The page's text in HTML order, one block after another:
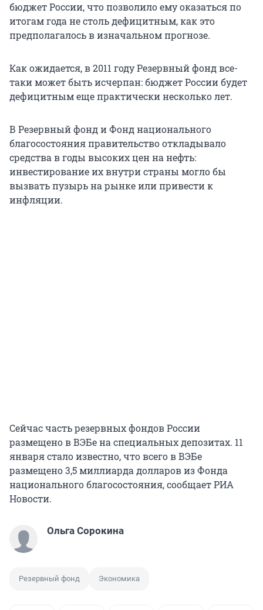
бюджет России, что позволило ему оказаться по
итогам года не столь дефицитным, как это
предполагалось в изначальном прогнозе.
Как ожидается, в 2011 году Резервный фонд все-
таки может быть исчерпан: бюджет России будет
дефицитным еще практически несколько лет.
В Резервный фонд и Фонд национального
благосостояния правительство откладывало
средства в годы высоких цен на нефть:
инвестирование их внутри страны могло бы
вызвать пузырь на рынке или привести к
инфляции.
Сейчас часть резервных фондов России
размещено в ВЭБе на специальных депозитах. 11
января стало известно, что всего в ВЭБе
размещено 3,5 миллиарда долларов из Фонда
национального благосостояния, сообщает РИА
Новости.
Ольга Сорокина
Резервный фонд Экономика